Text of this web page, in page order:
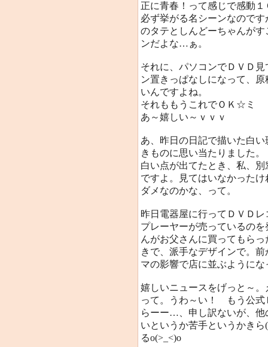
正に青春！って感じで感動
必ず挙がる名シーンなので
のタテとしんどーちゃんが
ンだよな…ぁ。
それに、パソコンでＤＶＤ
ン置きっぱなしになって、
いんですよね。
それももうこれでＯＫ☆ミ
あ～嬉しい～ｖｖｖ
あ、昨日の日記で描いた白
きものに思い当たりました。
白い点が出てたとき、私、
ですよ。見てはいなかった
ダメなのかな、って。
昨日電器屋に行ってＤＶＤ
プレーヤーが売っているの
んがお父さんに買ってもら
きで、派手なデザインで。
マの影響で店に並ぶように
嬉しいニュースをげっと～
って。うわ～い！ もう公式
らーー…、申し訳ないが、他
いというか苦手というかき
るo(>_<)o